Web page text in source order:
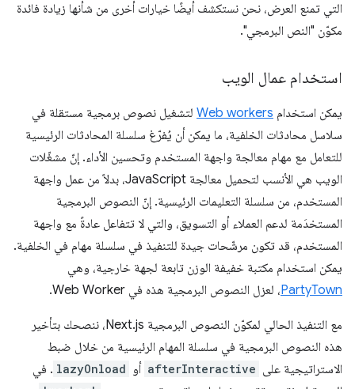
التي تمنع العرض، نحن نستكشف أيضًا خيارات أخرى من شأنها زيادة فائدة
مكوّن "النص البرمجي".
استخدام عمال الويب
يمكن استخدام Web workers لتشغيل نصوص برمجية مستقلة في
سلاسل محادثات الخلفية، ما يمكن أن يُفرّغ سلسلة المحادثات الرئيسية
للتعامل مع مهام معالجة واجهة المستخدم وتحسين الأداء. إنّ مشغّلات
الويب هي الأنسب لتحميل معالجة JavaScript، بدلاً من عمل واجهة
المستخدم، من سلسلة التعليمات الرئيسية. إنّ النصوص البرمجية
المستخدَمة لدعم العملاء أو التسويق، والتي لا تتفاعل عادةً مع واجهة
المستخدم، قد تكون مرشّحات جيدة للتنفيذ في سلسلة مهام في الخلفية.
يمكن استخدام مكتبة خفيفة الوزن تابعة لجهة خارجية، وهي
PartyTown، لعزل النصوص البرمجية هذه في Web Worker.
مع التنفيذ الحالي لمكوّن النصوص البرمجية Next.js، ننصحك بتأخير
هذه النصوص البرمجية في سلسلة المهام الرئيسية من خلال ضبط
الاستراتيجية على afterInteractive أو lazyOnload . في